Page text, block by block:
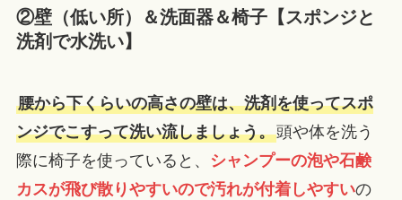
②壁（低い所）＆洗面器＆椅子【スポンジと
洗剤で水洗い】
腰から下くらいの高さの壁は、洗剤を使ってスポ
ンジでこすって洗い流しましょう。頭や体を洗う
際に椅子を使っていると、
シャンプーの泡や石鹸
カスが飛び散りやすいので汚れが付着しやすいの